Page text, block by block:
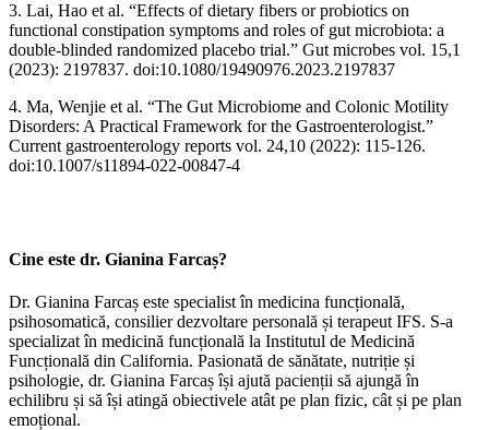
3. Lai, Hao et al. “Effects of dietary fibers or probiotics on
functional constipation symptoms and roles of gut microbiota: a
double-blinded randomized placebo trial.” Gut microbes vol. 15,1
(2023): 2197837. doi:10.1080/19490976.2023.2197837
4. Ma, Wenjie et al. “The Gut Microbiome and Colonic Motility
Disorders: A Practical Framework for the Gastroenterologist.”
Current gastroenterology reports vol. 24,10 (2022): 115-126.
doi:10.1007/s11894-022-00847-4
Cine este dr. Gianina Farcaș?
Dr. Gianina Farcaș este specialist în medicina funcțională,
psihosomatică, consilier dezvoltare personală și terapeut IFS. S-a
specializat în medicină funcțională la Institutul de Medicină
Funcțională din California. Pasionată de sănătate, nutriție și
psihologie, dr. Gianina Farcaș își ajută pacienții să ajungă în
echilibru și să își atingă obiectivele atât pe plan fizic, cât și pe plan
emoțional.